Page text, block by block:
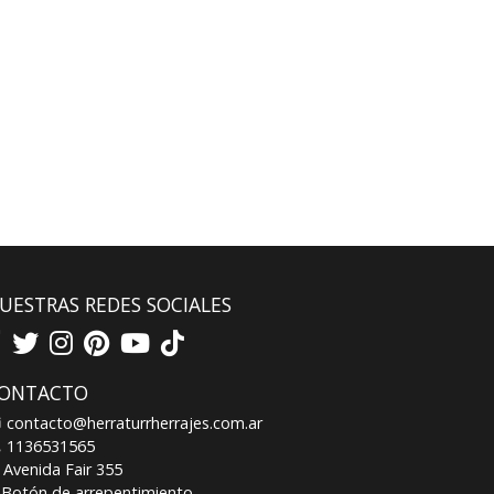
REDES SOCIALES
contacto@herraturrherrajes.com.ar
1136531565
Avenida Fair 355